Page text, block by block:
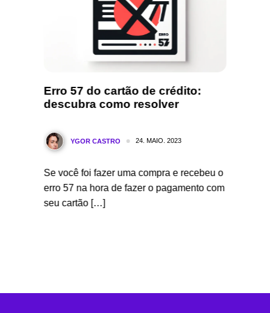
Erro 57 do cartão de crédito:
descubra como resolver
YGOR CASTRO 24. MAIO. 2023
Se você foi fazer uma compra e recebeu o
erro 57 na hora de fazer o pagamento com
seu cartão […]